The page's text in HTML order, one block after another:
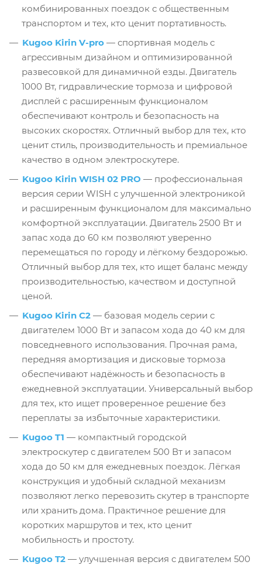
комбинированных поездок с общественным
транспортом и тех, кто ценит портативность.
Kugoo Kirin V-pro — спортивная модель с
агрессивным дизайном и оптимизированной
развесовкой для динамичной езды. Двигатель
1000 Вт, гидравлические тормоза и цифровой
дисплей с расширенным функционалом
обеспечивают контроль и безопасность на
высоких скоростях. Отличный выбор для тех, кто
ценит стиль, производительность и премиальное
качество в одном электроскутере.
Kugoo Kirin WISH 02 PRO — профессиональная
версия серии WISH с улучшенной электроникой
и расширенным функционалом для максимально
комфортной эксплуатации. Двигатель 2500 Вт и
запас хода до 60 км позволяют уверенно
перемещаться по городу и лёгкому бездорожью.
Отличный выбор для тех, кто ищет баланс между
производительностью, качеством и доступной
ценой.
Kugoo Kirin С2 — базовая модель серии с
двигателем 1000 Вт и запасом хода до 40 км для
повседневного использования. Прочная рама,
передняя амортизация и дисковые тормоза
обеспечивают надёжность и безопасность в
ежедневной эксплуатации. Универсальный выбор
для тех, кто ищет проверенное решение без
переплаты за избыточные характеристики.
Kugoo T1 — компактный городской
электроскутер с двигателем 500 Вт и запасом
хода до 50 км для ежедневных поездок. Лёгкая
конструкция и удобный складной механизм
позволяют легко перевозить скутер в транспорте
или хранить дома. Практичное решение для
коротких маршрутов и тех, кто ценит
мобильность и простоту.
Kugoo T2 — улучшенная версия с двигателем 500